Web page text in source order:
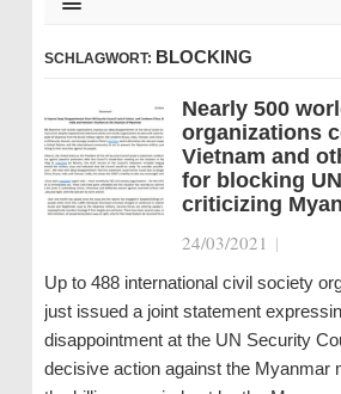
SCHLAGWORT: BLOCKING
Nearly 500
organizations
Vietnam and
for blocking
criticizing
24/03/2021 |
Up to 488 international civil society
just issued a joint statement
disappointment at the UN Security
decisive action against the Myanmar